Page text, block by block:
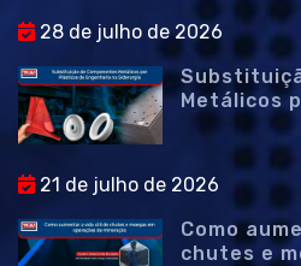
28 de julho de 2026
Metálicos
21 de julho de 2026
Como
chutes e